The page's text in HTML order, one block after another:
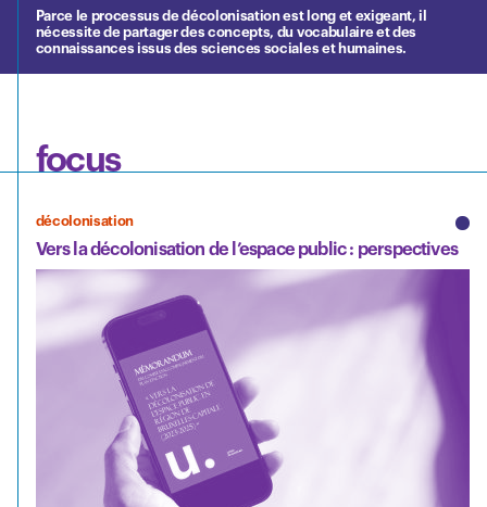
Parce le processus de décolonisation est long et exigeant, il
nécessite de partager des concepts, du vocabulaire et des
connaissances issus des sciences sociales et humaines.
focus
décolonisation
Vers la décolonisation de l’espace public : perspectives